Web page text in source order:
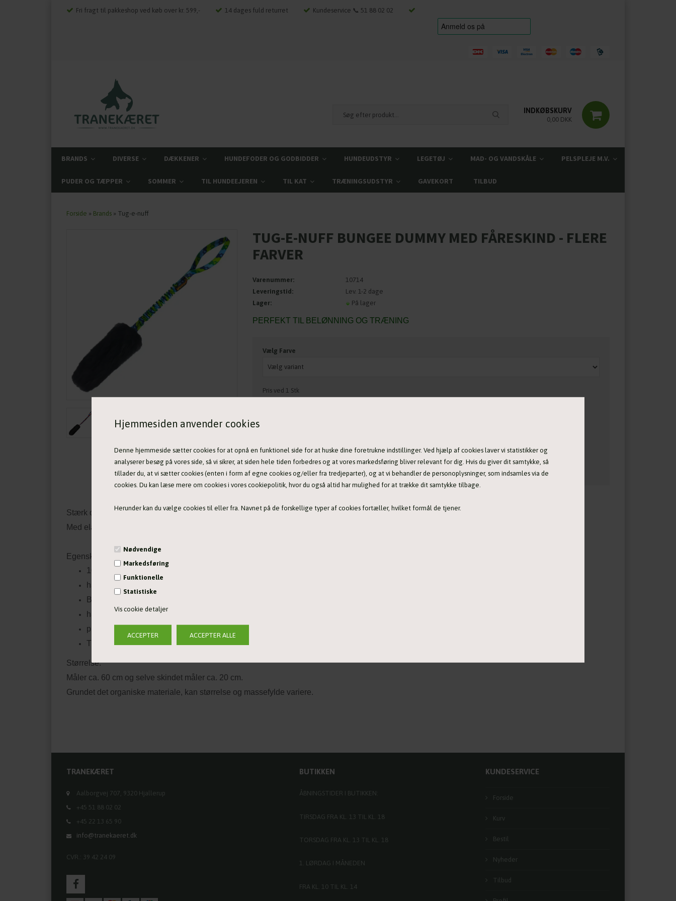
Hjemmesiden anvender cookies
Denne hjemmeside sætter cookies for at opnå en funktionel side for at huske dine foretrukne indstillinger. Ved hjælp af cookies laver vi statistikker og
analyserer besøg på vores side, så vi sikrer, at siden hele tiden forbedres og at vores markedsføring bliver relevant for dig. Hvis du giver dit samtykke, så
tillader du, at vi sætter cookies (enten i form af egne cookies og/eller fra tredjeparter), og at vi behandler de personoplysninger, som indsamles via de
cookies. Du kan læse mere om cookies i vores cookiepolitik, hvor du også altid har mulighed for at trække dit samtykke tilbage.
Herunder kan du vælge cookies til eller fra. Navnet på de forskellige typer af cookies fortæller, hvilket formål de tjener.
Nødvendige
Markedsføring
Funktionelle
Statistiske
Vis cookie detaljer
Fri fragt til pakkeshop ved køb over kr. 599,- 14 dages fuld returret Kundeservice 📞 51 88 02 02
INDKØBSKURV
0,00 DKK
BRANDS DIVERSE DÆKKENER HUNDEFODER OG GODBIDDER HUNDEUDSTYR LEGETØJ MAD- OG VANDSKÅLE PELSPLEJE M.V.
PUDER OG TÆPPER SOMMER TIL HUNDEEJEREN TIL KAT TRÆNINGSUDSTYR GAVEKORT TILBUD
Forside » Brands » Tug-e-nuff
TUG-E-NUFF BUNGEE DUMMY MED FÅRESKIND - FLERE
FARVER
Varenummer:
10714
Leveringstid:
Lev. 1-2 dage
Lager:
På lager
PERFEKT TIL BELØNNING OG TRÆNING
Vælg Farve
Pris ved 1 Stk
Tilføj til favoritliste
Stærk og utrolig god motiveringsdummy med fåreskind - ideel til al træning og leg
Med elastik i håndtaget, for øget fleksibilet og gør legen endnu sjovere
Egenskaber:
100% ægte fåreskind fra engelske får
håndtag lavet i holdbar polstret webbing med indsyet eleastik
Bungee effekten gør, at hundens nakke og førerens skulder
håndtag i forskellige farver
produceret i England
Tug-E-Nuff toys er designet til interaktiv leg og træning og skal ikke bruges uden opsyn
Størrelse:
Måler ca. 60 cm og selve skindet måler ca. 20 cm.
Grundet det organiske materiale, kan størrelse og massefylde variere.
TRANEKÆRET
Aalborgvej 707, 9320 Hjallerup
+45 51 88 02 02
+45 22 13 65 90
info@tranekaeret.dk
CVR.: 39 42 24 09
BUTIKKEN
ÅBNINGSTIDER I BUTIKKEN:
TIRSDAG FRA KL. 13 TIL KL. 18
TORSDAG FRA KL. 13 TIL KL. 18
1. LØRDAG I MÅNEDEN
FRA KL. 10 TIL KL. 14
KUNDESERVICE
Forside
Kurv
Bestil
Nyheder
Tilbud